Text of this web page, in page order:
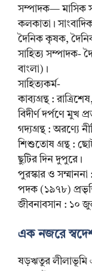
সম্পাদক— মাসিক
কলকাতা।
দৈনিক কৃষক, দৈনিক
সাহিত্য সম্পাদক-
বাংলা)।
সাহিত্যকর্ম-
কাব্যগ্রন্থ :
বিদীর্ণ দর্পণে মুখ
গদ্যগ্রন্থ : অরণ্যে
শিশুতোষ গ্রন্থ :
ছুটির দিন দুপুরে।
পুরস্কার ও
পদক (১৯৭৮)
জীবনাবসান : ১০
এক নজরে
ষড়ঋতুর লীলাভূমি